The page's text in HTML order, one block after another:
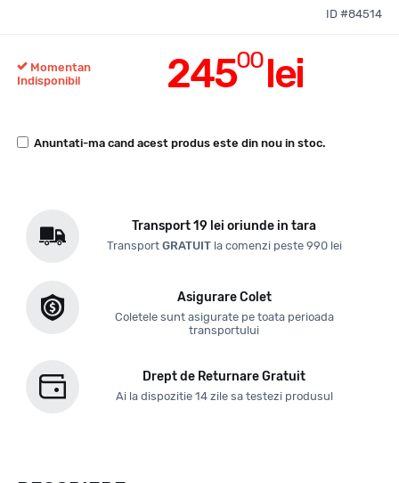
ID #84514
24500lei
Momentan
Indisponibil
Anuntati-ma cand acest produs este din nou in stoc.
Transport 19 lei oriunde in tara
Transport GRATUITla comenzi peste 990 lei
Asigurare Colet
Coletele sunt asigurate pe toata perioada
transportului
Drept de Returnare Gratuit
Ai la dispozitie 14 zile sa testezi produsul